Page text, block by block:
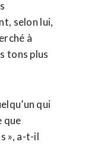
selon lui,
à
tons plus
qui
que
», a-t-il